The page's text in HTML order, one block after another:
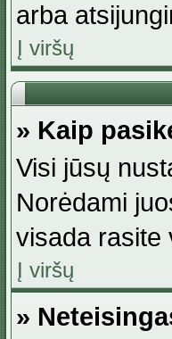
arba
Į viršų
» Kaip
Visi jūsų
Norėdami
visada rasite
Į viršų
»